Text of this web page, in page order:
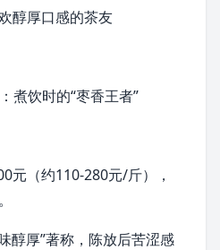
醇厚口感的茶友
煮饮时的“枣香王者”
元（约110-280元/斤），
醇厚”著称，陈放后苦涩感